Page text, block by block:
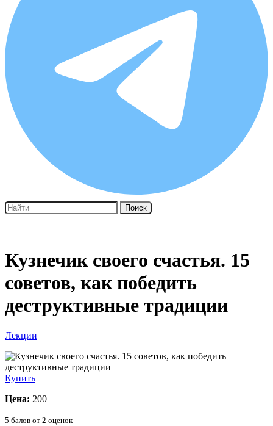
Поиск
Кузнечик своего счастья. 15
советов, как победить
деструктивные традиции
Лекции
Купить
Цена: 200
5 балов от 2 оценок